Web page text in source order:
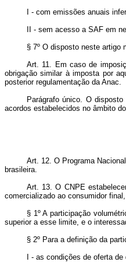
I - com emissões anuais
II - sem acesso a SAF em
§ 7º O disposto neste artigo
Art. 11. Em caso de
obrigação similar à imposta por
posterior regulamentação da Anac.
Parágrafo único. O disposto
acordos estabelecidos no âmbito
Art. 12. O Programa
brasileira.
Art. 13. O CNPE
comercializado ao consumidor
§ 1º A participação
superior a esse limite, e o
§ 2º Para a definição da
I - as condições de oferta